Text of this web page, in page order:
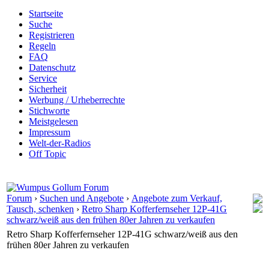
Startseite
Suche
Registrieren
Regeln
FAQ
Datenschutz
Service
Sicherheit
Werbung / Urheberrechte
Stichworte
Meistgelesen
Impressum
Welt-der-Radios
Off Topic
Forum › Suchen und Angebote › Angebote zum Verkauf,
Tausch, schenken › Retro Sharp Kofferfernseher 12P-41G
schwarz/weiß aus den frühen 80er Jahren zu verkaufen
Retro Sharp Kofferfernseher 12P-41G schwarz/weiß aus den
frühen 80er Jahren zu verkaufen